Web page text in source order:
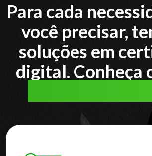
Para cada
você precisar,
soluções em
digital. Conheça